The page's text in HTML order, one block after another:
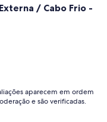
/ Cabo Frio -
aparecem em ordem
e são verificadas.